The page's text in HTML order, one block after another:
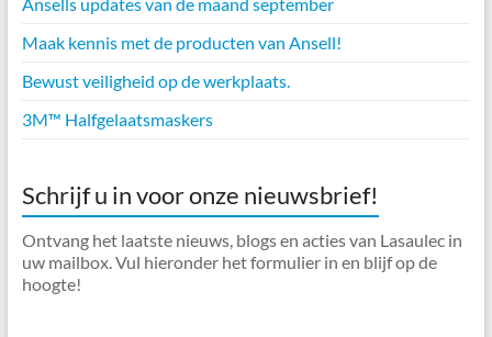
Maak kennis met de producten van Ansell!
Bewust veiligheid op de werkplaats.
3M™ Halfgelaatsmaskers
Schrijf u in voor onze nieuwsbrief!
Ontvang het laatste nieuws, blogs en acties van Lasaulec in
uw mailbox. Vul hieronder het formulier in en blijf op de
hoogte!